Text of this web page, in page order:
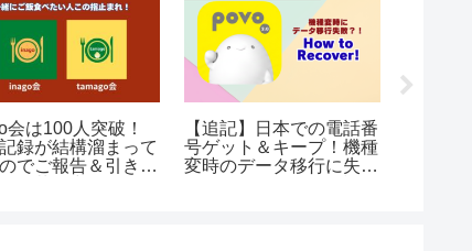
会は100人突破！
録が結構溜まって
でご報告＆引き続
【追記】日本での電話番
号ゲット＆キープ！機種
変時のデータ移行に失敗